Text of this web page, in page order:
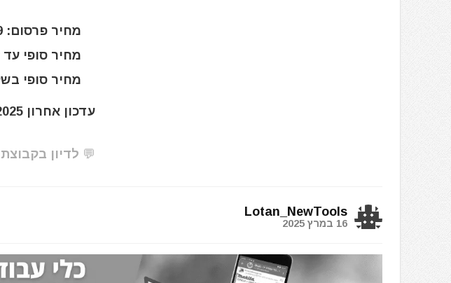
מחיר פרסום: $44.99
מחיר סופי עד
מחיר סופי
עדכון אחרון 16.03.2025 בשעה 18:08
💬 לדיון
Lotan_NewTools
16 במרץ 2025